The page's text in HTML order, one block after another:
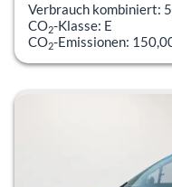
Verbrauch kombiniert:
CO2-Klasse: E
CO2-Emissionen: